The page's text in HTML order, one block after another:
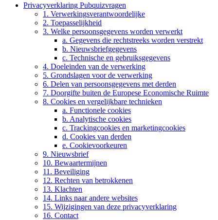
Privacyverklaring Pubquizvragen
1. Verwerkingsverantwoordelijke
2. Toepasselijkheid
3. Welke persoonsgegevens worden verwerkt
a. Gegevens die rechtstreeks worden verstrekt
b. Nieuwsbriefgegevens
c. Technische en gebruiksgegevens
4. Doeleinden van de verwerking
5. Grondslagen voor de verwerking
6. Delen van persoonsgegevens met derden
7. Doorgifte buiten de Europese Economische Ruimte
8. Cookies en vergelijkbare technieken
a. Functionele cookies
b. Analytische cookies
c. Trackingcookies en marketingcookies
d. Cookies van derden
e. Cookievoorkeuren
9. Nieuwsbrief
10. Bewaartermijnen
11. Beveiliging
12. Rechten van betrokkenen
13. Klachten
14. Links naar andere websites
15. Wijzigingen van deze privacyverklaring
16. Contact